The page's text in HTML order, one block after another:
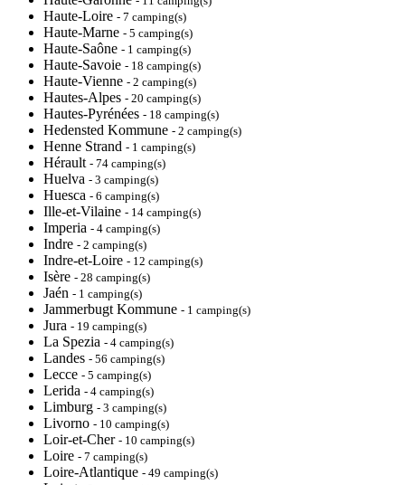
Haute-Loire - 7 camping(s)
Haute-Marne - 5 camping(s)
Haute-Saône - 1 camping(s)
Haute-Savoie - 18 camping(s)
Haute-Vienne - 2 camping(s)
Hautes-Alpes - 20 camping(s)
Hautes-Pyrénées - 18 camping(s)
Hedensted Kommune - 2 camping(s)
Henne Strand - 1 camping(s)
Hérault - 74 camping(s)
Huelva - 3 camping(s)
Huesca - 6 camping(s)
Ille-et-Vilaine - 14 camping(s)
Imperia - 4 camping(s)
Indre - 2 camping(s)
Indre-et-Loire - 12 camping(s)
Isère - 28 camping(s)
Jaén - 1 camping(s)
Jammerbugt Kommune - 1 camping(s)
Jura - 19 camping(s)
La Spezia - 4 camping(s)
Landes - 56 camping(s)
Lecce - 5 camping(s)
Lerida - 4 camping(s)
Limburg - 3 camping(s)
Livorno - 10 camping(s)
Loir-et-Cher - 10 camping(s)
Loire - 7 camping(s)
Loire-Atlantique - 49 camping(s)